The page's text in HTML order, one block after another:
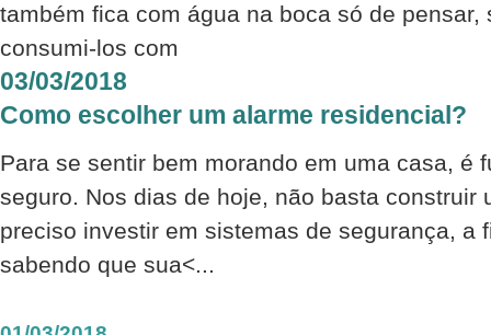
também fica com água na boca só de pensar,
consumi-los com
03/03/2018
Como escolher um alarme residencial?
Para se sentir bem morando em uma casa, é
seguro. Nos dias de hoje, não basta construir
preciso investir em sistemas de segurança, a
sabendo que sua<...